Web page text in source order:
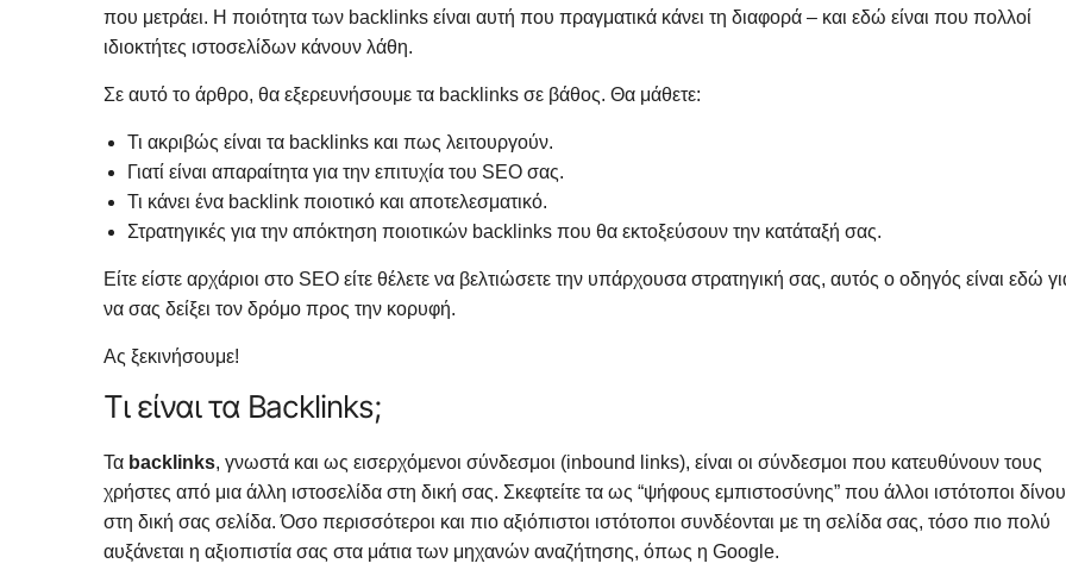
που μετράει. Η ποιότητα των backlinks είναι αυτή που πραγματικά κάνει τη διαφορά – και εδώ είναι που πολλοί
ιδιοκτήτες ιστοσελίδων κάνουν λάθη.
Σε αυτό το άρθρο, θα εξερευνήσουμε τα backlinks σε βάθος. Θα μάθετε:
Τι ακριβώς είναι τα backlinks και πως λειτουργούν.
Γιατί είναι απαραίτητα για την επιτυχία του SEO σας.
Τι κάνει ένα backlink ποιοτικό και αποτελεσματικό.
Στρατηγικές για την απόκτηση ποιοτικών backlinks που θα εκτοξεύσουν την κατάταξή σας.
Είτε είστε αρχάριοι στο SEO είτε θέλετε να βελτιώσετε την υπάρχουσα στρατηγική σας, αυτός ο οδηγός είναι εδώ
να σας δείξει τον δρόμο προς την κορυφή.
Ας ξεκινήσουμε!
Τι είναι τα Backlinks;
Τα backlinks, γνωστά και ως εισερχόμενοι σύνδεσμοι (inbound links), είναι οι σύνδεσμοι που κατευθύνουν τους
χρήστες από μια άλλη ιστοσελίδα στη δική σας. Σκεφτείτε τα ως “ψήφους εμπιστοσύνης” που άλλοι ιστότοποι
στη δική σας σελίδα. Όσο περισσότεροι και πιο αξιόπιστοι ιστότοποι συνδέονται με τη σελίδα σας, τόσο πιο πολύ
αυξάνεται η αξιοπιστία σας στα μάτια των μηχανών αναζήτησης, όπως η Google.